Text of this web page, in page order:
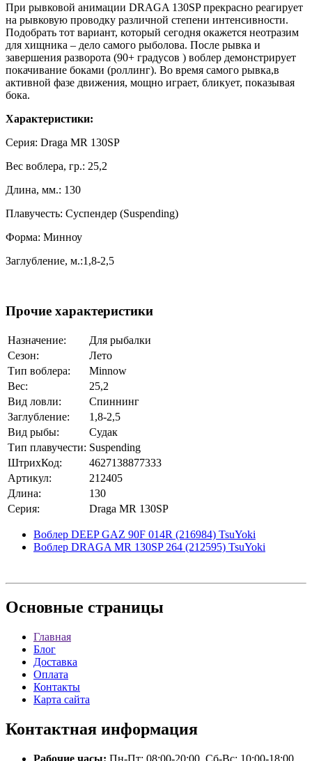
При рывковой анимации DRAGA 130SP прекрасно реагирует
на рывковую проводку различной степени интенсивности.
Подобрать тот вариант, который сегодня окажется неотразим
для хищника – дело самого рыболова. После рывка и
завершения разворота (90+ градусов ) воблер демонстрирует
покачивание боками (роллинг). Во время самого рывка,в
активной фазе движения, мощно играет, бликует, показывая
бока.
Характеристики:
Серия: Draga MR 130SP
Вес воблера, гр.: 25,2
Длина, мм.: 130
Плавучесть: Суспендер (Suspending)
Форма: Минноу
Заглубление, м.:1,8-2,5
Прочие характеристики
Назначение:
Для рыбалки
Сезон:
Лето
Тип воблера:
Minnow
Вес:
25,2
Вид ловли:
Спиннинг
Заглубление:
1,8-2,5
Вид рыбы:
Судак
Тип плавучести: Suspending
ШтрихКод:
4627138877333
Артикул:
212405
Длина:
130
Серия:
Draga MR 130SP
Воблер DEEP GAZ 90F 014R (216984) TsuYoki
Воблер DRAGA MR 130SP 264 (212595) TsuYoki
Основные страницы
Главная
Блог
Доставка
Оплата
Контакты
Карта сайта
Контактная информация
Рабочие часы: Пн-Пт: 08:00-20:00, Сб-Вс: 10:00-18:00